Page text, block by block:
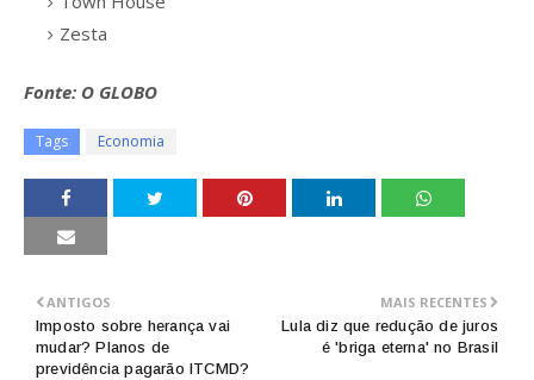
Zesta
Fonte: O GLOBO
Tags Economia
MAIS RECENTES
Lula diz que redução de juros
é 'briga eterna' no Brasil
ANTIGOS
Imposto sobre herança vai
mudar? Planos de
previdência pagarão ITCMD?